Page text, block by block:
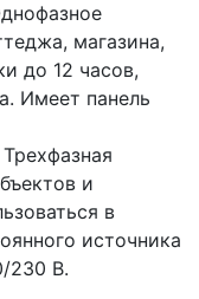
магазина,
до 12 часов,
Имеет панель
Трехфазная
и
в
источника
230 В.